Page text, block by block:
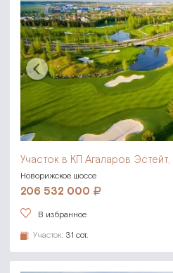
Участок в КП Агаларов Эстейт,
Новорижское шоссе
206 532 000
В избранное
Участок: 31 сот.